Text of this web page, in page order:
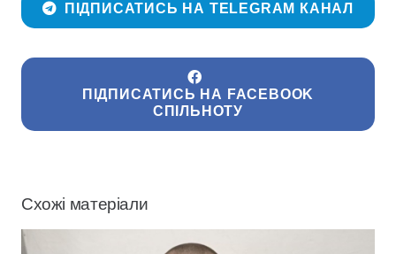
ПІДПИСАТИСЬ НА TELEGRAM КАНАЛ
ПІДПИСАТИСЬ НА FACEBOOK
СПІЛЬНОТУ
Схожі матеріали